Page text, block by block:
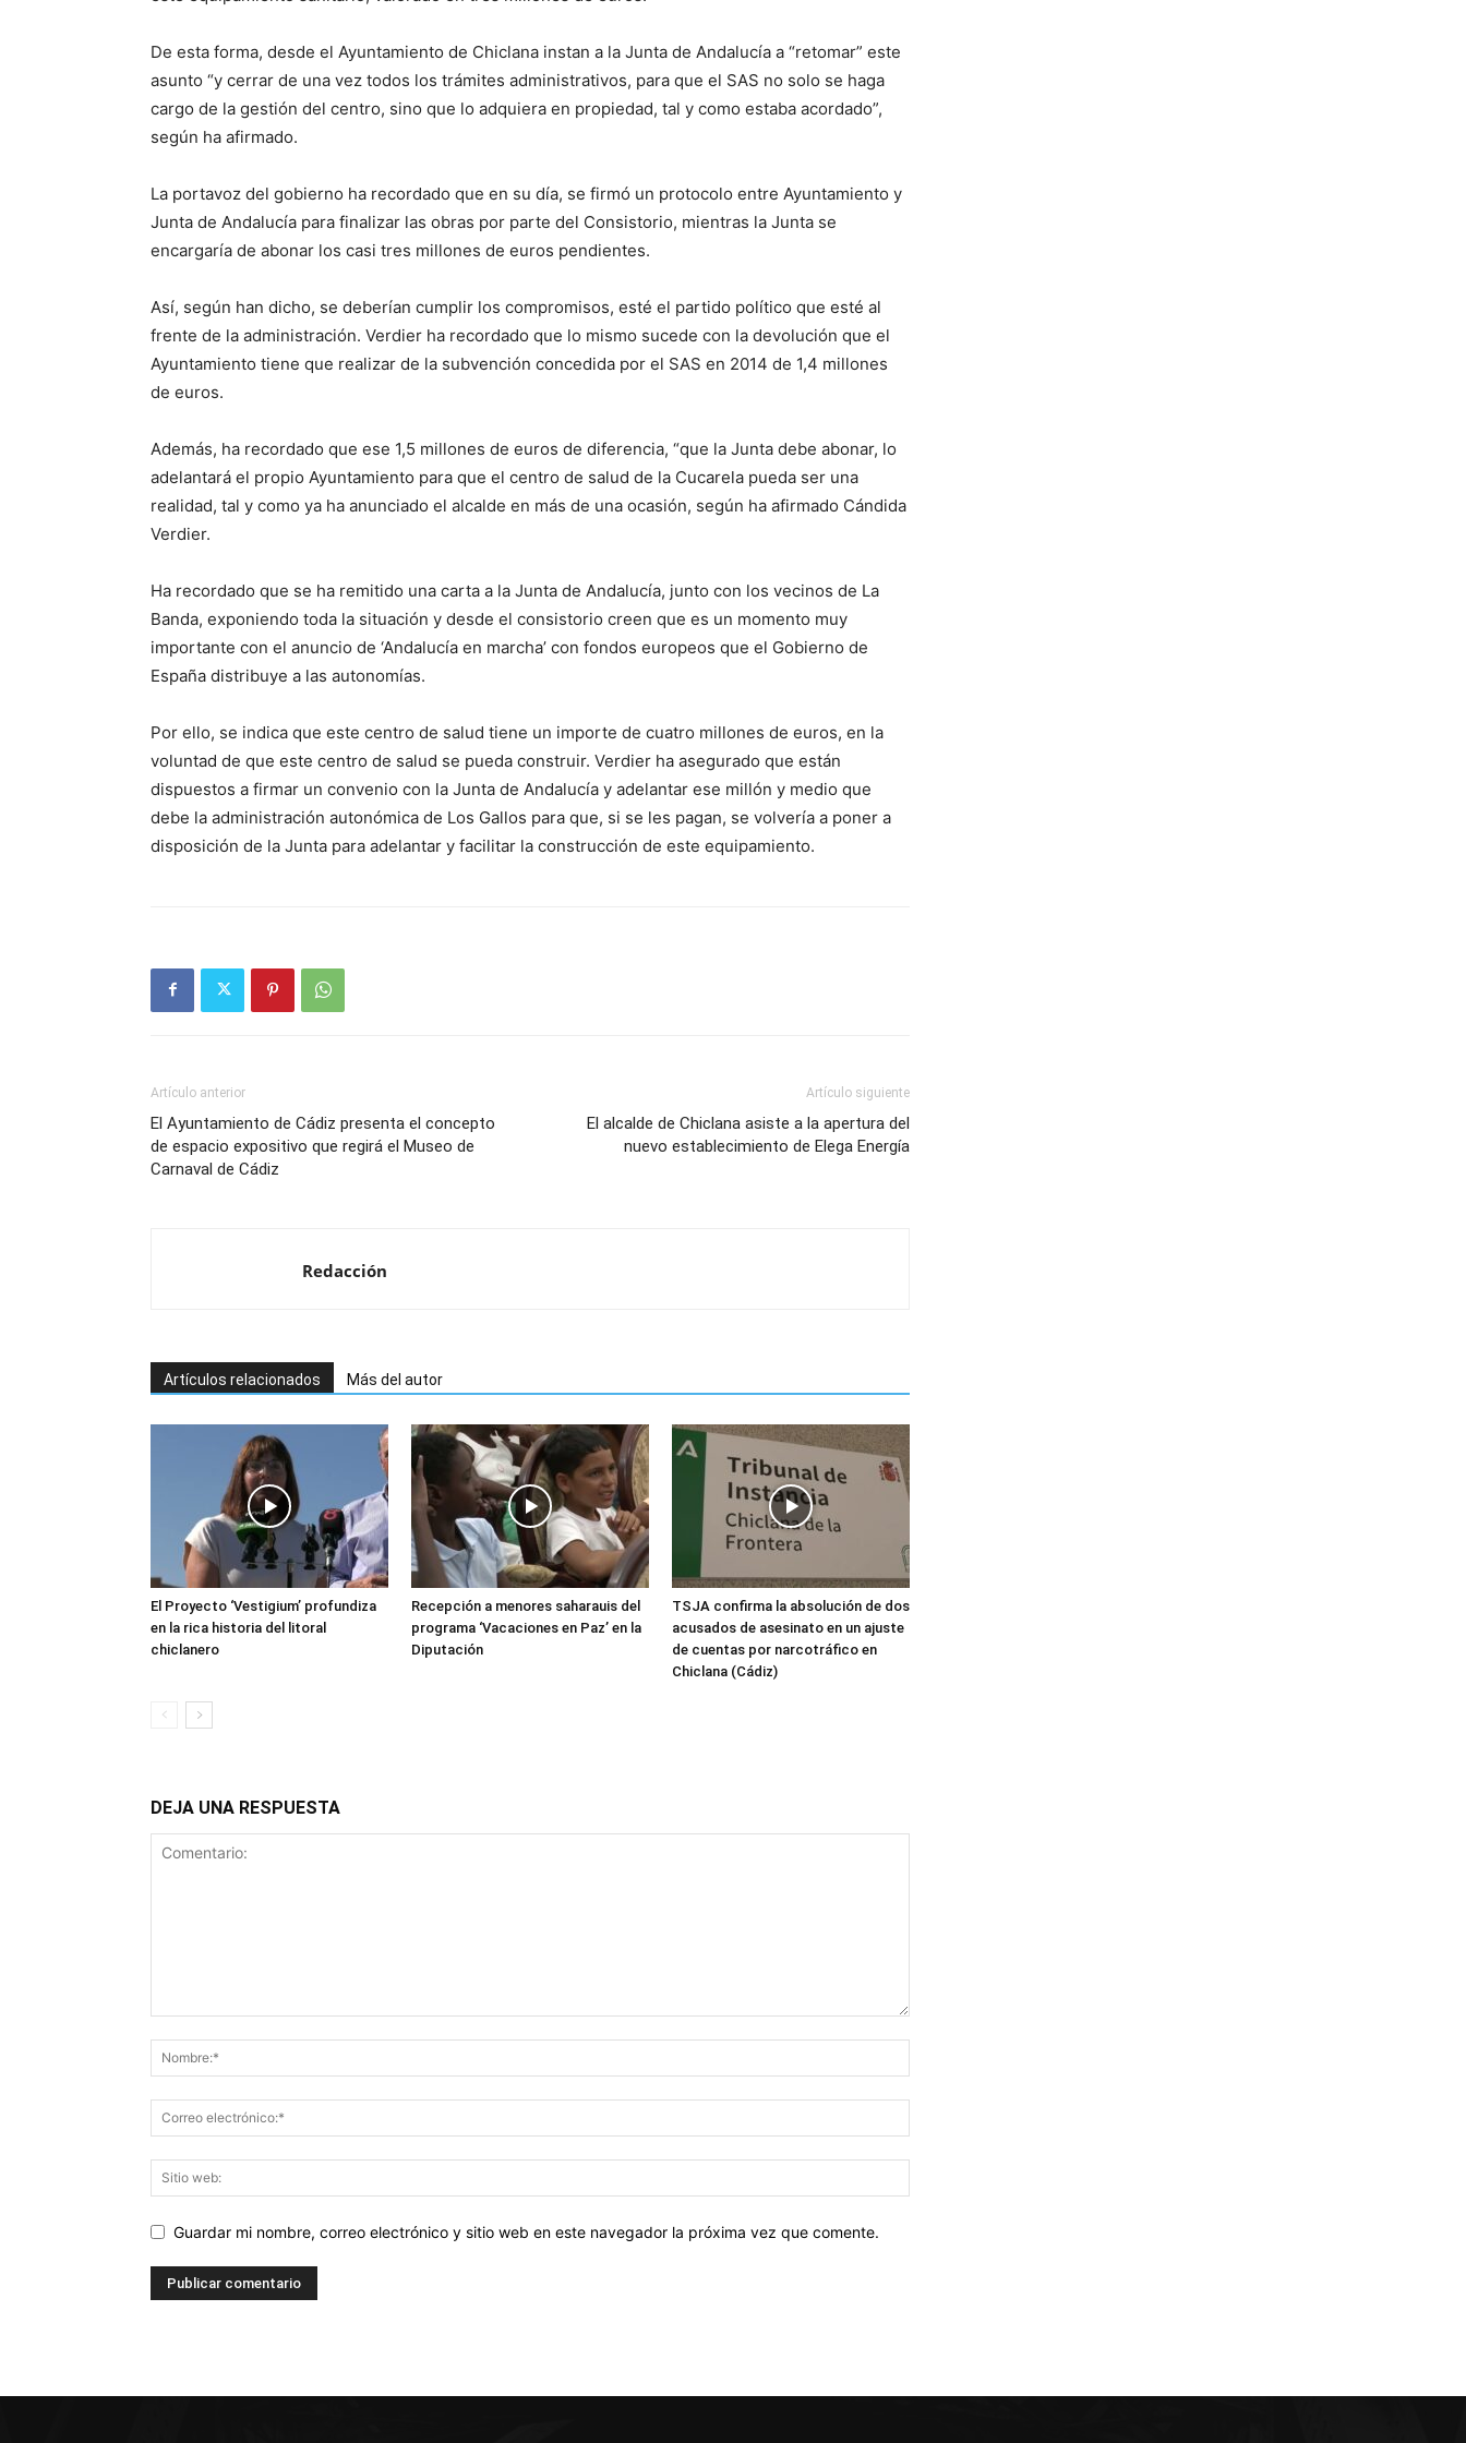
De esta forma, desde el Ayuntamiento de Chiclana instan a la Junta de Andalucía a “retomar” este
asunto “y cerrar de una vez todos los trámites administrativos, para que el SAS no solo se haga
cargo de la gestión del centro, sino que lo adquiera en propiedad, tal y como estaba acordado”,
según ha afirmado.
La portavoz del gobierno ha recordado que en su día, se firmó un protocolo entre Ayuntamiento y
Junta de Andalucía para finalizar las obras por parte del Consistorio, mientras la Junta se
encargaría de abonar los casi tres millones de euros pendientes.
Así, según han dicho, se deberían cumplir los compromisos, esté el partido político que esté al
frente de la administración. Verdier ha recordado que lo mismo sucede con la devolución que el
Ayuntamiento tiene que realizar de la subvención concedida por el SAS en 2014 de 1,4 millones
de euros.
Además, ha recordado que ese 1,5 millones de euros de diferencia, “que la Junta debe abonar, lo
adelantará el propio Ayuntamiento para que el centro de salud de la Cucarela pueda ser una
realidad, tal y como ya ha anunciado el alcalde en más de una ocasión, según ha afirmado Cándida
Verdier.
Ha recordado que se ha remitido una carta a la Junta de Andalucía, junto con los vecinos de La
Banda, exponiendo toda la situación y desde el consistorio creen que es un momento muy
importante con el anuncio de ‘Andalucía en marcha’ con fondos europeos que el Gobierno de
España distribuye a las autonomías.
Por ello, se indica que este centro de salud tiene un importe de cuatro millones de euros, en la
voluntad de que este centro de salud se pueda construir. Verdier ha asegurado que están
dispuestos a firmar un convenio con la Junta de Andalucía y adelantar ese millón y medio que
debe la administración autonómica de Los Gallos para que, si se les pagan, se volvería a poner a
disposición de la Junta para adelantar y facilitar la construcción de este equipamiento.
Artículo anterior
El Ayuntamiento de Cádiz presenta el concepto
de espacio expositivo que regirá el Museo de
Carnaval de Cádiz
Artículo siguiente
El alcalde de Chiclana asiste a la apertura del
nuevo establecimiento de Elega Energía
Redacción
Artículos relacionados Más del autor
El Proyecto ‘Vestigium’ profundiza
en la rica historia del litoral
chiclanero
Recepción a menores saharauis del
programa ‘Vacaciones en Paz’ en la
Diputación
TSJA confirma la absolución de dos
acusados de asesinato en un ajuste
de cuentas por narcotráfico en
Chiclana (Cádiz)
DEJA UNA RESPUESTA
Guardar mi nombre, correo electrónico y sitio web en este navegador la próxima vez que comente.